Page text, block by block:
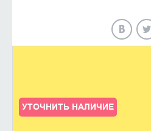
УТОЧНИТЬ НАЛИЧИЕ